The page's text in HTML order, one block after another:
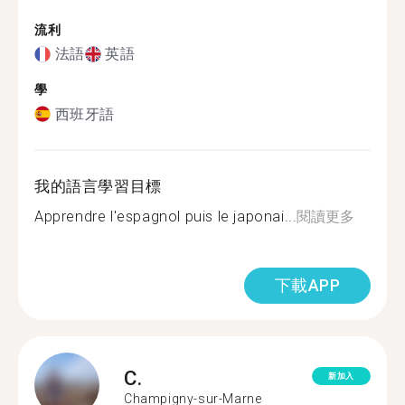
流利
法語 英語
學
西班牙語
我的語言學習目標
Apprendre l'espagnol puis le japonai... 閱讀更多
下載APP
C.
Champigny-sur-Marne
新加入